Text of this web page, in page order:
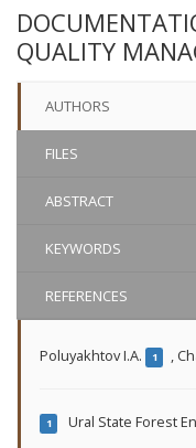
QUALITY
AUTHORS
FILES
ABSTRACT
KEYWORDS
REFERENCES
Poluyakhtov I.A. 1 ,
1 Ural State Forest